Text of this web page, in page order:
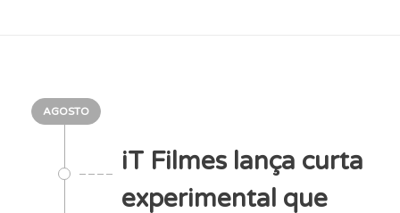
AGOSTO
iT Filmes lança curta
experimental que